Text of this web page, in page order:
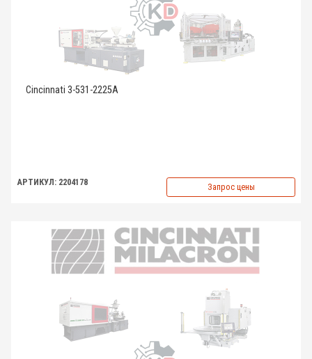
Cincinnati 3-531-2225A
АРТИКУЛ: 2204178 Запрос цены